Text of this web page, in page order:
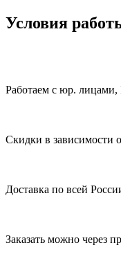
Условия
Работаем с юр.
Скидки в зависимости
Доставка по всей
Заказать можно через